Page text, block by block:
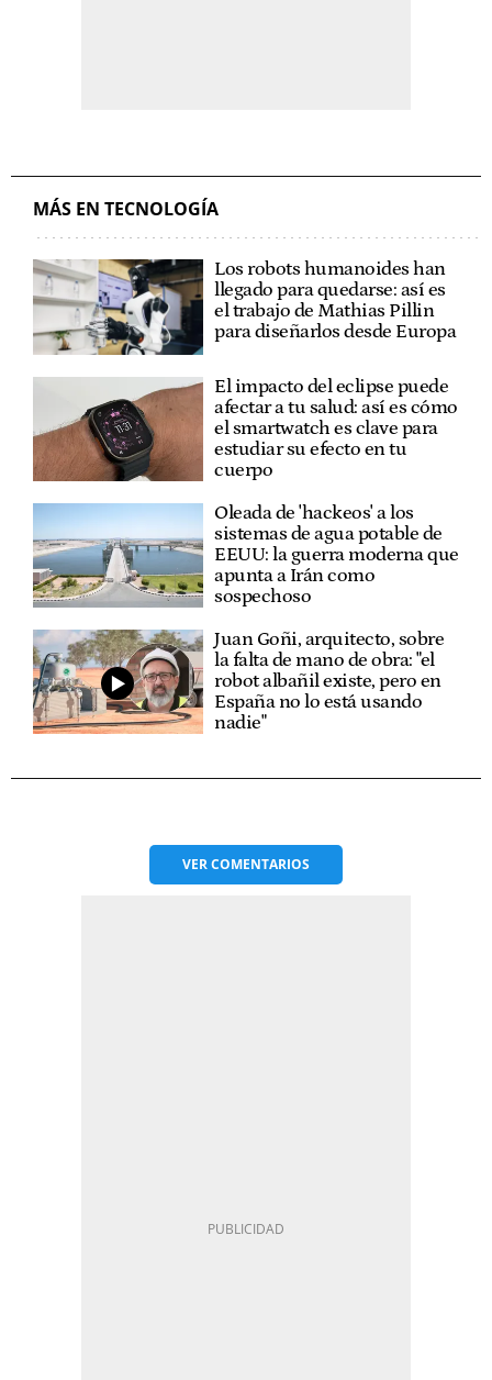
MÁS EN TECNOLOGÍA
Los robots humanoides han
llegado para quedarse: así es
el trabajo de Mathias Pillin
para diseñarlos desde Europa
El impacto del eclipse puede
afectar a tu salud: así es cómo
el smartwatch es clave para
estudiar su efecto en tu
cuerpo
Oleada de 'hackeos' a los
sistemas de agua potable de
EEUU: la guerra moderna que
apunta a Irán como
sospechoso
Juan Goñi, arquitecto, sobre
la falta de mano de obra: "el
robot albañil existe, pero en
España no lo está usando
nadie"
VERCOMENTARIOS